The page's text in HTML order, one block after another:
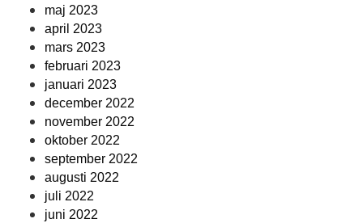
maj 2023
april 2023
mars 2023
februari 2023
januari 2023
december 2022
november 2022
oktober 2022
september 2022
augusti 2022
juli 2022
juni 2022